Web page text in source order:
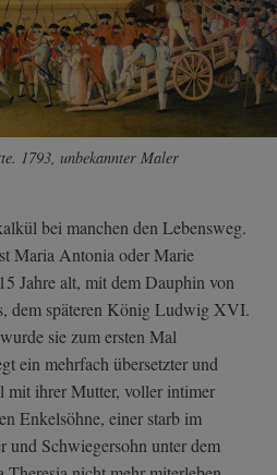
1793, unbekannter Maler
bei manchen den Lebensweg.
Maria Antonia oder Marie
Jahre alt, mit dem Dauphin von
dem späteren König Ludwig XVI.
sie zum ersten Mal
ein mehrfach übersetzter und
mit ihrer Mutter, voller intimer
Enkelsöhne, einer starb im
und Schwiegersohn unter dem